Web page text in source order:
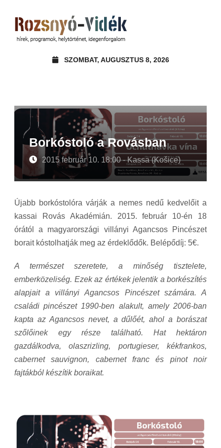
SZOMBAT, AUGUSZTUS 8, 2026
Borkóstoló a Rovásban
2015 február 10. 18:00 - Kassa (Košice)
Újabb borkóstolóra várják a nemes nedű kedvelőit a
kassai Rovás Akadémián. 2015. február 10-én 18
órától a magyarországi villányi Agancsos Pincészet
borait kóstolhatják meg az érdeklődők. Belépődíj: 5€.
A természet szeretete, a minőség tisztelete,
emberközeliség. Ezek az értékek jelentik a borkészítés
alapjait a villányi Agancsos Pincészet számára. A
családi pincészet 1990-ben alakult, amely 2006-ban
kapta az Agancsos nevet, a dűlőét, ahol a borászat
szőlőinek egy része található. Hat hektáron
gazdálkodva, olaszrizling, portugieser, kékfrankos,
cabernet sauvignon, cabernet franc és pinot noir
fajtákból készítik boraikat.